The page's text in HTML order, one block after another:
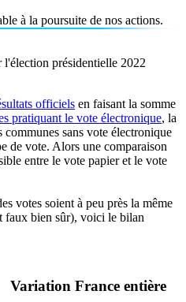
à la poursuite de nos actions.
l'élection présidentielle 2022
officiels en faisant la somme
pratiquant le vote électronique, la
sans vote électronique
de vote. Alors une comparaison
entre le vote papier et le vote
votes soient à peu près la même
faux bien sûr), voici le bilan
Variation France entière